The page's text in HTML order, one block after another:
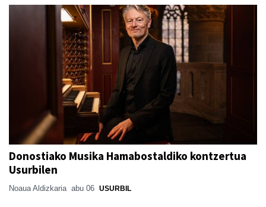
Donostiako Musika Hamabostaldiko kontzertua
Usurbilen
Noaua Aldizkaria abu 06 USURBIL